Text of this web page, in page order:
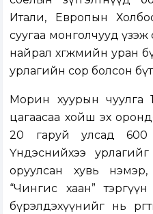
Итали, Европын
суугаа монголчууд
найрал хөгжмийн уран
урлагийн сор болсон
Морин хуурын чуулга
цагаасаа хойш эх
20 гаруй улсад 600
Үндэснийхээ урлагийг
оруулсан хувь
“Чингис хаан”
бүрэлдэхүүнийг нь